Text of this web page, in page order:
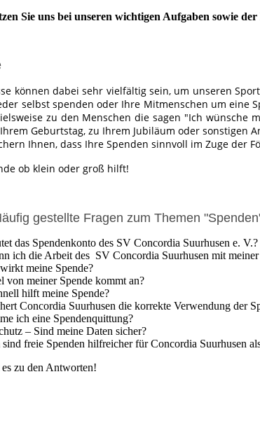
Sie uns bei unseren wichtigen Aufgaben sowie
können dabei sehr vielfältig sein, um unseren
selbst spenden oder Ihre Mitmenschen um eine
zu den Menschen die sagen "Ich wünsche
Geburtstag, zu Ihrem Jubiläum oder sonstigen
Ihnen, dass Ihre Spenden sinnvoll im Zuge der
ob klein oder groß hilft!
gestellte Fragen zum Themen
das Spendenkonto des SV Concordia Suurhusen e. V.?
ich die Arbeit des SV Concordia Suurhusen mit meiner
meine Spende?
von meiner Spende kommt an?
hilft meine Spende?
Concordia Suurhusen die korrekte Verwendung der
ich eine Spendenquittung?
– Sind meine Daten sicher?
freie Spenden hilfreicher für Concordia Suurhusen
es zu den Antworten!